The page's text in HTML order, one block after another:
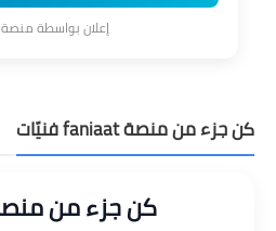
إعلان بواسطة منصة Faniaat
كن جزء من منصة faniaat فنيّات
كن جزء من